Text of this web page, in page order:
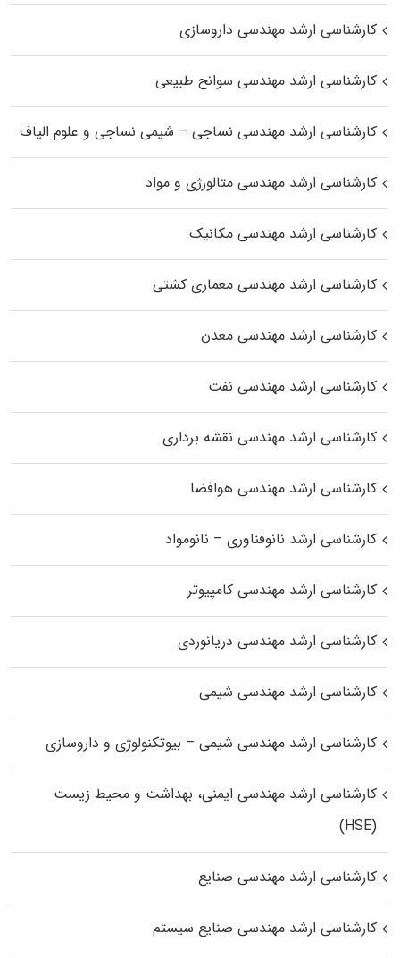
کارشناسی ارشد مهندسی داروسازی
کارشناسی ارشد مهندسی سوانح طبیعی
کارشناسی ارشد مهندسی نساجی – شیمی نساجی و علوم الیاف
کارشناسی ارشد مهندسی متالورژی و مواد
کارشناسی ارشد مهندسی مکانیک
کارشناسی ارشد مهندسی معماری کشتی
کارشناسی ارشد مهندسی معدن
کارشناسی ارشد مهندسی نفت
کارشناسی ارشد مهندسی نقشه برداری
کارشناسی ارشد مهندسی هوافضا
کارشناسی ارشد نانوفناوری – نانومواد
کارشناسی ارشد مهندسی کامپیوتر
کارشناسی ارشد مهندسی دریانوردی
کارشناسی ارشد مهندسی شیمی
کارشناسی ارشد مهندسی شیمی – بیوتکنولوژی و داروسازی
کارشناسی ارشد مهندسی ایمنی، بهداشت و محیط زیست
(HSE)
کارشناسی ارشد مهندسی صنایع
کارشناسی ارشد مهندسی صنایع سیستم